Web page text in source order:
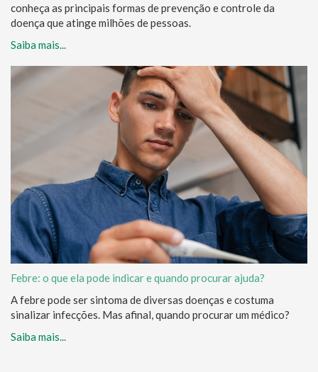
conheça as principais formas de prevenção e controle da
doença que atinge milhões de pessoas.
Saiba mais...
Febre: o que ela pode indicar e quando procurar ajuda?
A febre pode ser sintoma de diversas doenças e costuma
sinalizar infecções. Mas afinal, quando procurar um médico?
Saiba mais...